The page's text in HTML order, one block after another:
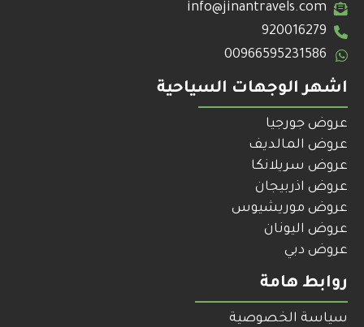
info@jinantravels.com
920016279
00966595231586
اشهر الوجهات السياحية
عروض جورجيا
عروض المالديف
عروض سريلانكا
عروض اذربيجان
عروض موريشيوس
عروض اليونان
عروض دبي
روابط هامة
سياسة الخصوصية